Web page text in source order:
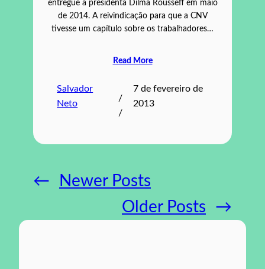
entregue à presidenta Dilma Rousseff em maio
de 2014. A reivindicação para que a CNV
tivesse um capítulo sobre os trabalhadores…
Read More
Salvador
Neto
/
/
7 de fevereiro de
2013
←
Newer Posts
Older Posts
→